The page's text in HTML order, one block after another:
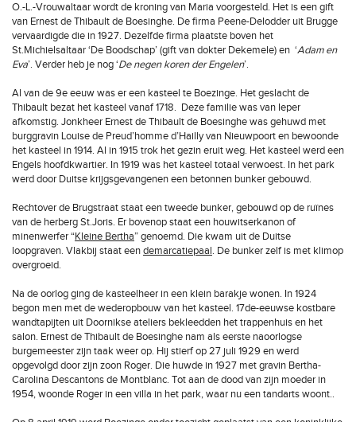
O.-L.-Vrouwaltaar wordt de kroning van Maria voorgesteld. Het is een gift
van Ernest de Thibault de Boesinghe. De firma Peene-Delodder uit Brugge
vervaardigde die in 1927. Dezelfde firma plaatste boven het
St.Michielsaltaar ‘De Boodschap’ (gift van dokter Dekemele) en ‘Adam en
Eva’. Verder heb je nog ‘De negen koren der Engelen’.
Al van de 9e eeuw was er een kasteel te Boezinge. Het geslacht de
Thibault bezat het kasteel vanaf 1718. Deze familie was van Ieper
afkomstig. Jonkheer Ernest de Thibault de Boesinghe was gehuwd met
burggravin Louise de Preud’homme d’Hailly van Nieuwpoort en bewoonde
het kasteel in 1914. Al in 1915 trok het gezin eruit weg. Het kasteel werd een
Engels hoofdkwartier. In 1919 was het kasteel totaal verwoest. In het park
werd door Duitse krijgsgevangenen een betonnen bunker gebouwd.
Rechtover de Brugstraat staat een tweede bunker, gebouwd op de ruïnes
van de herberg St.Joris. Er bovenop staat een houwitserkanon of
minenwerfer “Kleine Bertha” genoemd. Die kwam uit de Duitse
loopgraven. Vlakbij staat eendemarcatiepaal. De bunker zelf is met klimop
overgroeid.
Na de oorlog ging de kasteelheer in een klein barakje wonen. In 1924
begon men met de wederopbouw van het kasteel. 17de-eeuwse kostbare
wandtapijten uit Doornikse ateliers bekleedden het trappenhuis en het
salon. Ernest de Thibault de Boesinghe nam als eerste naoorlogse
burgemeester zijn taak weer op. Hij stierf op 27 juli 1929 en werd
opgevolgd door zijn zoon Roger. Die huwde in 1927 met gravin Bertha-
Carolina Descantons de Montblanc. Tot aan de dood van zijn moeder in
1954, woonde Roger in een villa in het park, waar nu een tandarts woont..